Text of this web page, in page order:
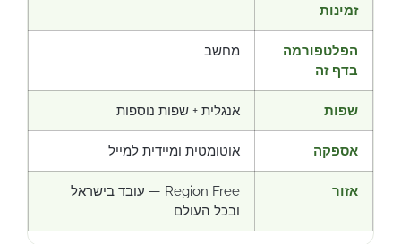
זמינות
הפלטפורמה
בדף זה
מחשב
שפות אנגלית + שפות נוספות
אספקה אוטומטית ומיידית למייל
אזור
Region Free — עובד בישראל
ובכל העולם